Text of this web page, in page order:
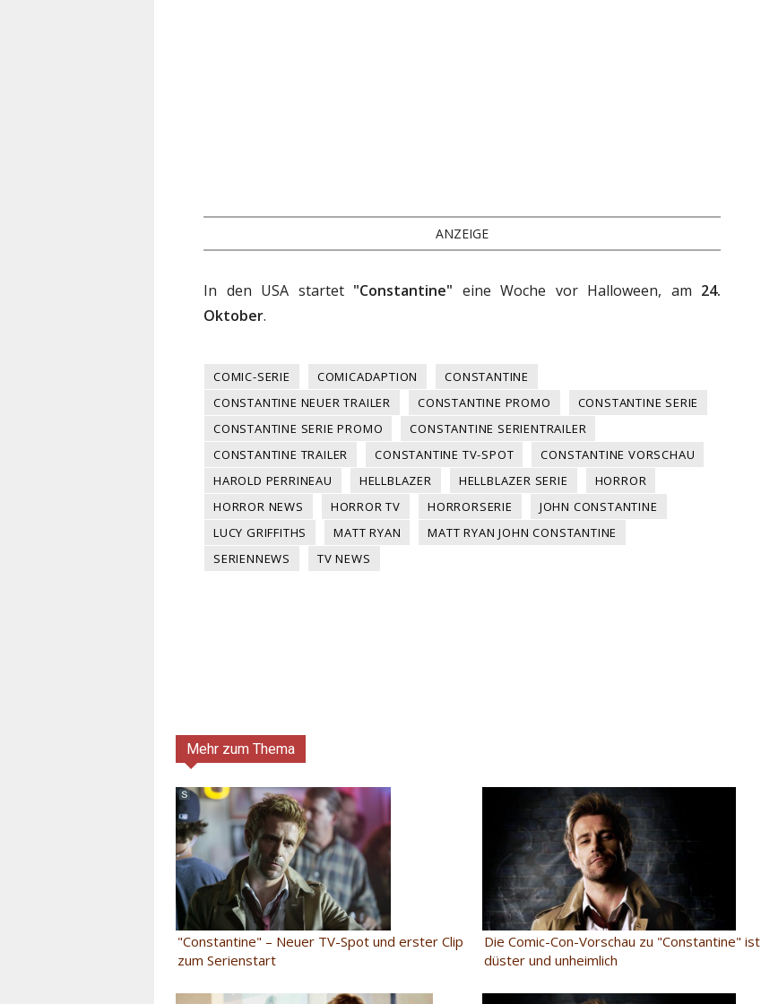
ANZEIGE
In den USA startet "Constantine" eine Woche vor Halloween, am 24.
Oktober.
COMIC-SERIE COMICADAPTION
CONSTANTINE
CONSTANTINE NEUER TRAILER
CONSTANTINE PROMO
CONSTANTINE SERIE
CONSTANTINE SERIE PROMO
CONSTANTINE SERIENTRAILER
CONSTANTINE TRAILER
CONSTANTINE TV-SPOT
CONSTANTINE VORSCHAU
HAROLD PERRINEAU
HELLBLAZER HELLBLAZER SERIE
HORROR
HORROR NEWS
HORROR TV HORRORSERIE
JOHN CONSTANTINE
LUCY GRIFFITHS
MATT RYAN
MATT RYAN JOHN CONSTANTINE
SERIENNEWS
TV NEWS
Mehr zum Thema
"Constantine" – Neuer TV-Spot und erster Clip
zum Serienstart
Die Comic-Con-Vorschau zu "Constantine" ist
düster und unheimlich